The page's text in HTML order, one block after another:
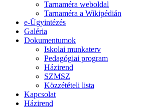
Tarnaméra weboldal
Tarnaméra a Wikipédián
e-Ügyintézés
Galéria
Dokumentumok
Iskolai munkaterv
Pedagógiai program
Házirend
SZMSZ
Közzétételi lista
Kapcsolat
Házirend